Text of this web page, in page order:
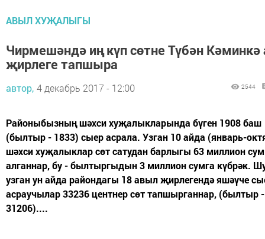
АВЫЛ ХУҖАЛЫГЫ
Чирмешәндә иң күп сөтне Түбән
җирлеге тапшыра
автор, 4 декабрь 2017 - 12:00 2544
Районыбызның шәхси хуҗалыкларында бүген 1908 баш
(былтыр - 1833) сыер асрала. Узган 10 айда (январь-
шәхси хуҗалыклар сөт сатудан барлыгы 63 миллион
алганнар, бу - былтыргыдын 3 миллион сумга күбрәк.
узган ун айда райондагы 18 авыл җирлегендә яшәүче
асраучылар 33236 центнер сөт тапшырганнар, (былтыр -
31206)....